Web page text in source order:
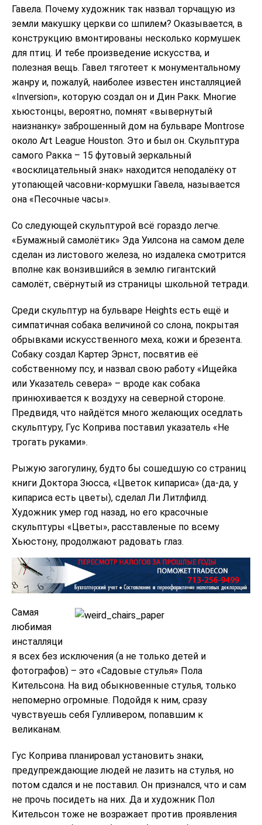
Гавела. Почему художник так назвал торчащую из
земли макушку церкви со шпилем? Оказывается, в
конструкцию вмонтированы несколько кормушек
для птиц. И тебе произведение искусства, и
полезная вещь. Гавел тяготеет к монументальному
жанру и, пожалуй, наиболее известен инсталляцией
«Inversion», которую создал он и Дин Ракк. Многие
хьюстонцы, вероятно, помнят «вывернутый
наизнанку» заброшенный дом на бульваре Montrose
около Art League Houston. Это и был он. Скульптура
самого Ракка – 15 футовый зеркальный
«восклицательный знак» находится неподалёку от
утопающей часовни-кормушки Гавела, называется
она «Песочные часы».
Со следующей скульптурой всё гораздо легче.
«Бумажный самолётик» Эда Уилсона на самом деле
сделан из листового железа, но издалека смотрится
вполне как вонзившийся в землю гигантский
самолёт, свёрнутый из страницы школьной тетради.
Среди скульптур на бульваре Heights есть ещё и
симпатичная собака величиной со слона, покрытая
обрывками искусственного меха, кожи и брезента.
Собаку создал Картер Эрнст, посвятив её
собственному псу, и назвал свою работу «Ищейка
или Указатель севера» – вроде как собака
принюхивается к воздуху на северной стороне.
Предвидя, что найдётся много желающих оседлать
скульптуру, Гус Коприва поставил указатель «Не
трогать руками».
Рыжую загогулину, будто бы сошедшую со страниц
книги Доктора Зюсса, «Цветок кипариса» (да-да, у
кипариса есть цветы), сделал Ли Литлфилд.
Художник умер год назад, но его красочные
скульптуры «Цветы», расставленые по всему
Хьюстону, продолжают радовать глаз.
Самая
любимая
инсталляци
я всех без исключения (а не только детей и
фотографов) – это «Садовые стулья» Пола
Кительсона. На вид обыкновенные стулья, только
непомерно огромные. Подойдя к ним, сразу
чувствуешь себя Гулливером, попавшим к
великанам.
Гус Коприва планировал установить знаки,
предупреждающие людей не лазить на стулья, но
потом сдался и не поставил. Он признался, что и сам
не прочь посидеть на них. Да и художник Пол
Кительсон тоже не возражает против проявления